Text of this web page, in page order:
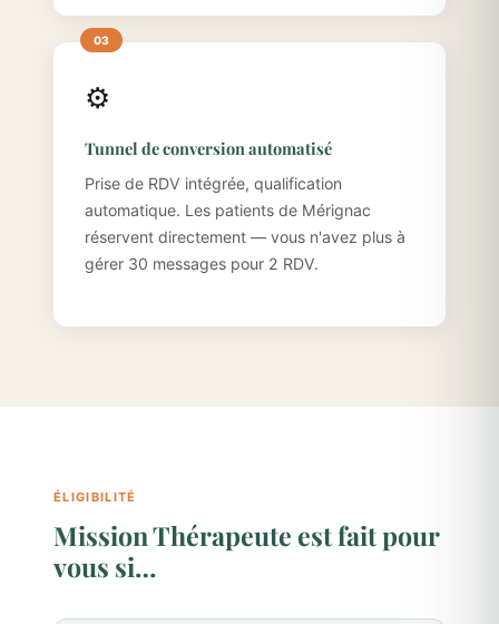
⚙️
Tunnel de conversion automatisé
Prise de RDV intégrée, qualification
automatique. Les patients de Mérignac
réservent directement — vous n'avez plus à
gérer 30 messages pour 2 RDV.
ÉLIGIBILITÉ
Mission Thérapeute est fait pour
vous si…